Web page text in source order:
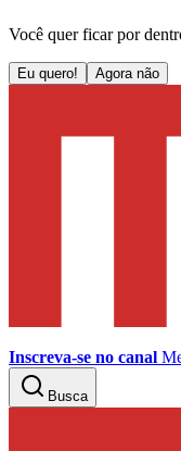
Você quer ficar por
Eu quero! Agora não
Inscreva-se no canal
Busca